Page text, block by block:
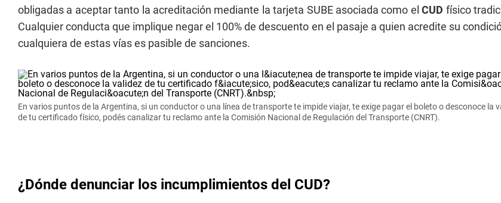
obligadas a aceptar tanto la acreditación mediante la tarjeta SUBE asociada como elCUD físico
Cualquier conducta que implique negar el 100% de descuento en el pasaje a quien acredite su
cualquiera de estas vías es pasible de sanciones.
En varios puntos de la Argentina, si un conductor o una línea de transporte te impide viajar, te exige pagar el boleto o desconoce la
de tu certificado físico, podés canalizar tu reclamo ante la Comisión Nacional de Regulación del Transporte (CNRT).
¿Dónde denunciar los incumplimientos del CUD?